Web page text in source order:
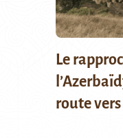
Le
route vers